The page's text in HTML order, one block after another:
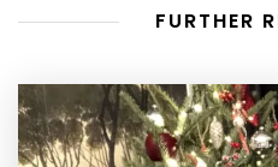
FURTHER